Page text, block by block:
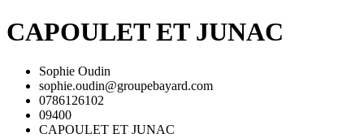
CAPOULET ET JUNAC
Sophie Oudin
sophie.oudin@groupebayard.com
0786126102
09400
CAPOULET ET JUNAC